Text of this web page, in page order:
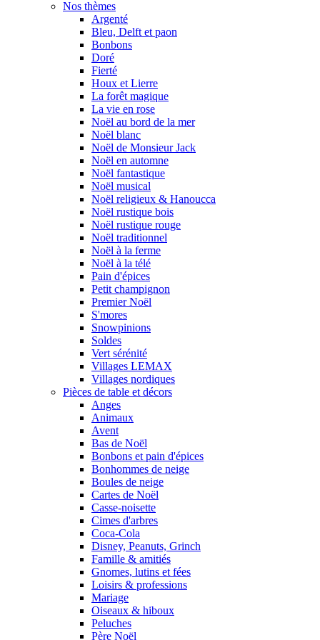
Nos thèmes
Argenté
Bleu, Delft et paon
Bonbons
Doré
Fierté
Houx et Lierre
La forêt magique
La vie en rose
Noël au bord de la mer
Noël blanc
Noël de Monsieur Jack
Noël en automne
Noël fantastique
Noël musical
Noël religieux & Hanoucca
Noël rustique bois
Noël rustique rouge
Noël traditionnel
Noël à la ferme
Noël à la télé
Pain d'épices
Petit champignon
Premier Noël
S'mores
Snowpinions
Soldes
Vert sérénité
Villages LEMAX
Villages nordiques
Pièces de table et décors
Anges
Animaux
Avent
Bas de Noël
Bonbons et pain d'épices
Bonhommes de neige
Boules de neige
Cartes de Noël
Casse-noisette
Cimes d'arbres
Coca-Cola
Disney, Peanuts, Grinch
Famille & amitiés
Gnomes, lutins et fées
Loisirs & professions
Mariage
Oiseaux & hiboux
Peluches
Père Noël